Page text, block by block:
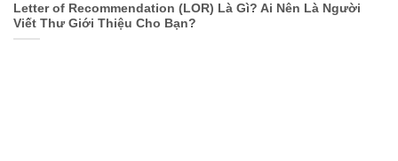
Letter of Recommendation (LOR) Là Gì? Ai Nên Là Người
Viết Thư Giới Thiệu Cho Bạn?